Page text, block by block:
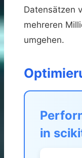
Datensätzen
mehreren
umgehen.
in